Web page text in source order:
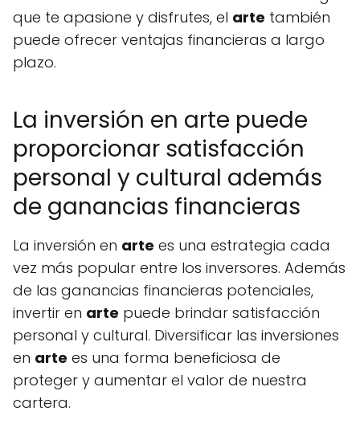
que te apasione y disfrutes, el arte también
puede ofrecer ventajas financieras a largo
plazo.
La inversión en arte puede
proporcionar satisfacción
personal y cultural además
de ganancias financieras
La inversión en arte es una estrategia cada
vez más popular entre los inversores. Además
de las ganancias financieras potenciales,
invertir en arte puede brindar satisfacción
personal y cultural. Diversificar las inversiones
en arte es una forma beneficiosa de
proteger y aumentar el valor de nuestra
cartera.